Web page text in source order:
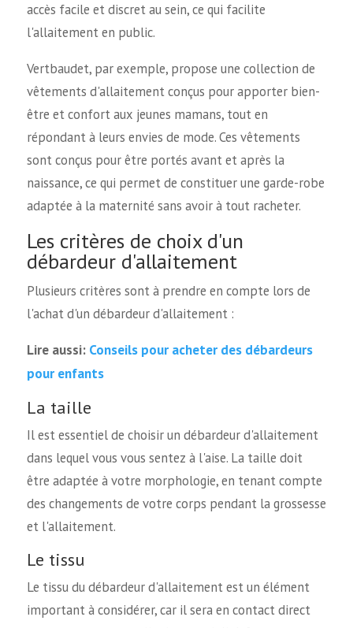
accès facile et discret au sein, ce qui facilite
l'allaitement en public.
Vertbaudet, par exemple, propose une collection de
vêtements d'allaitement conçus pour apporter bien-
être et confort aux jeunes mamans, tout en
répondant à leurs envies de mode. Ces vêtements
sont conçus pour être portés avant et après la
naissance, ce qui permet de constituer une garde-robe
adaptée à la maternité sans avoir à tout racheter.
Les critères de choix d'un
débardeur d'allaitement
Plusieurs critères sont à prendre en compte lors de
l'achat d'un débardeur d'allaitement :
Lire aussi: Conseils pour acheter des débardeurs
pour enfants
La taille
Il est essentiel de choisir un débardeur d'allaitement
dans lequel vous vous sentez à l'aise. La taille doit
être adaptée à votre morphologie, en tenant compte
des changements de votre corps pendant la grossesse
et l'allaitement.
Le tissu
Le tissu du débardeur d'allaitement est un élément
important à considérer, car il sera en contact direct